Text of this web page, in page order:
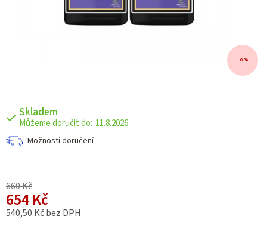
Skladem
11.8.2026
Možnosti doručení
660 Kč
654 Kč
540,50 Kč bez DPH
–0 %